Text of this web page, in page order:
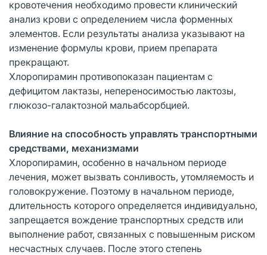
кровотечения необходимо провести клинический
анализ крови с определением числа форменных
элементов. Если результаты анализа указывают на
изменение формулы крови, прием препарата
прекращают.
Хлоропирамин противопоказан пациентам с
дефицитом лактазы, непереносимостью лактозы,
глюкозо-галактозной мальабсорбцией.
Влияние на способность управлять транспортными
средствами, механизмами
Хлоропирамин, особенно в начальном периоде
лечения, может вызвать сонливость, утомляемость и
головокружение. Поэтому в начальном периоде,
длительность которого определяется индивидуально,
запрещается вождение транспортных средств или
выполнение работ, связанных с повышенным риском
несчастных случаев. После этого степень